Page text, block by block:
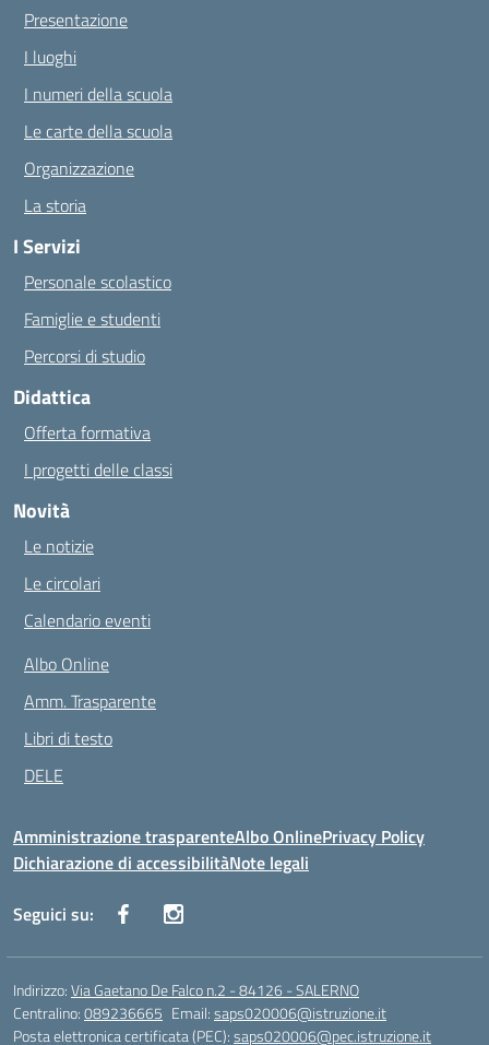
Presentazione
I luoghi
I numeri della scuola
Le carte della scuola
Organizzazione
La storia
I Servizi
Personale scolastico
Famiglie e studenti
Percorsi di studio
Didattica
Offerta formativa
I progetti delle classi
Novità
Le notizie
Le circolari
Calendario eventi
Albo Online
Amm. Trasparente
Libri di testo
DELE
Amministrazione trasparenteAlbo OnlinePrivacy Policy
Dichiarazione di accessibilitàNote legali
Seguici su:
Indirizzo:Via Gaetano De Falco n.2 - 84126 - SALERNO
Centralino:089236665 Email:saps020006@istruzione.it
Posta elettronica certificata (PEC):saps020006@pec.istruzione.it